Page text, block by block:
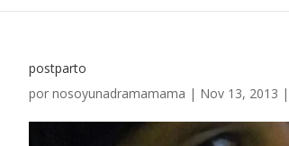
postparto
por nosoyunadramamama | Nov 13, 2013 |